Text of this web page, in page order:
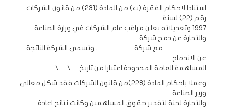
استنادا لاحكام الفقرة (ب) من المادة (231) من قانون الشركات
رقم (22) لسنة
1997 وتعديلاته يعلن مراقب عام الشركات في وزارة الصناعة
والتجارة عن دمج شركة
……………… مع شركة ……………. وتسمى الشركة الناتجة
عن الاندماج
المساهمة العامة المحدودة اعتبارا من تاريخ …\….\…… .
وعملا باحكام المادة (228)من قانون الشركات فقد شكل معالي
وزير الصناعة
والتجارة لجنة لتقدير حقوق المساهمين وكانت نتائج اعادة